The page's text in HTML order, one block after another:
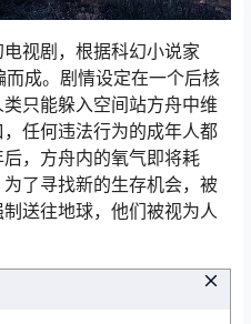
视剧，根据科幻小说家
成。剧情设定在一个后核
只能躲入空间站方舟中维
任何违法行为的成年人都
，方舟内的氧气即将耗
了寻找新的生存机会，被
送往地球，他们被视为人